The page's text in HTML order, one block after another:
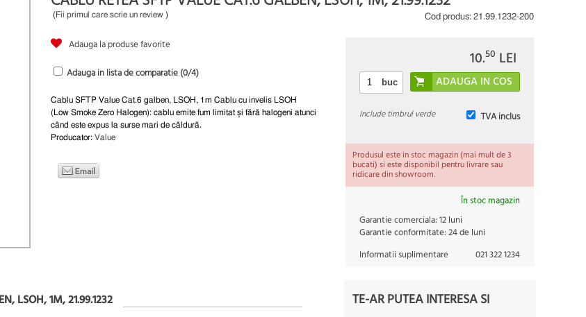
(Fii primul care scrie un review ) Cod produs: 21.99.1232-200
Adauga la produse favorite
Adauga in lista de comparatie (0/4)
Cablu SFTP Value Cat.6 galben, LSOH, 1m Cablu cu invelis LSOH
(Low Smoke Zero Halogen): cablu emite fum limitat și fără halogeni atunci
când este expus la surse mari de căldură.
Producator: Value
10.50 LEI
buc
TVA inclus
Include timbrul verde
Produsul este in stoc magazin (mai mult de 3
bucati) si este disponibil pentru livrare sau
ridicare din showroom.
În stoc magazin
Garantie comerciala:12 luni
Garantie conformitate:24 de luni
Informatii suplimentare
021 322 1234
LSOH, 1M, 21.99.1232 TE-AR PUTEA INTERESA SI